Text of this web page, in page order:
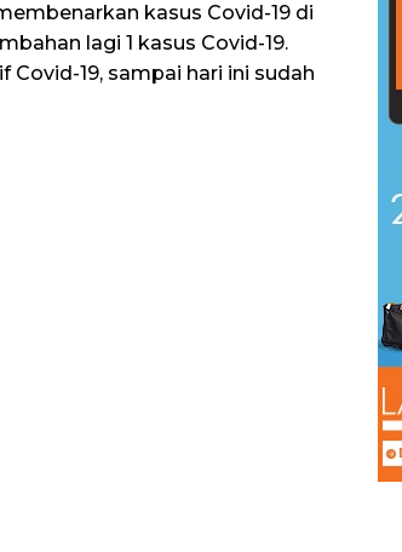
kasus Covid-19 di
lagi 1 kasus Covid-19.
19, sampai hari ini sudah